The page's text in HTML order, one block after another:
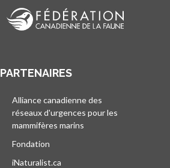
PARTENAIRES
Alliance canadienne des
réseaux d'urgences pour les
mammifères marins
Fondation
iNaturalist.ca